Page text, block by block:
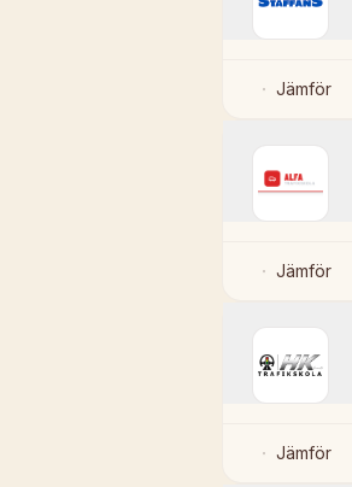
Jämför
Jämför
Jämför